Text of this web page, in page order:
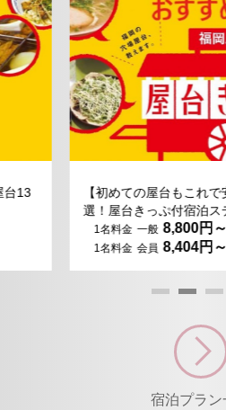
【初めての屋台もこれで安
選！屋台きっぷ付宿泊ステ
8,800
8,404
宿泊プラン